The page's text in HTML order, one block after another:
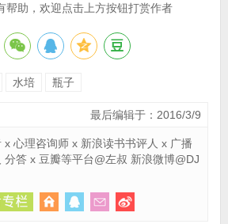
帮助，欢迎点击上方按钮打赏作者
水培 瓶子
最后编辑于：2016/3/9
x 心理咨询师 x 新浪读书书评人 x 广播
分答 x 豆瓣等平台@左叔 新浪微博@DJ